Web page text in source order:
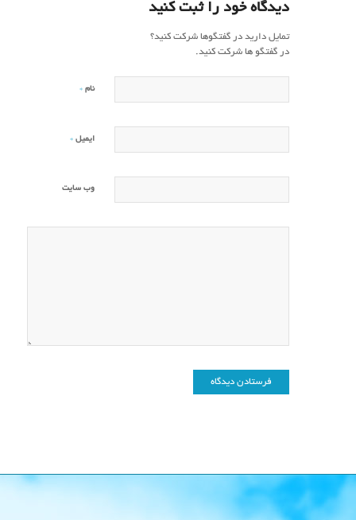
دیدگاه خود را ثبت کنید
تمایل دارید در گفتگوها شرکت کنید؟
در گفتگو ها شرکت کنید.
نام *
ایمیل *
وب‌ سایت